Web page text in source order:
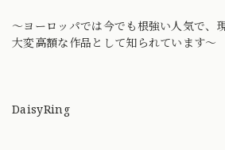
〜ヨーロッパでは今でも根強い人気で、
大変高額な作品として知られています〜
DaisyRing